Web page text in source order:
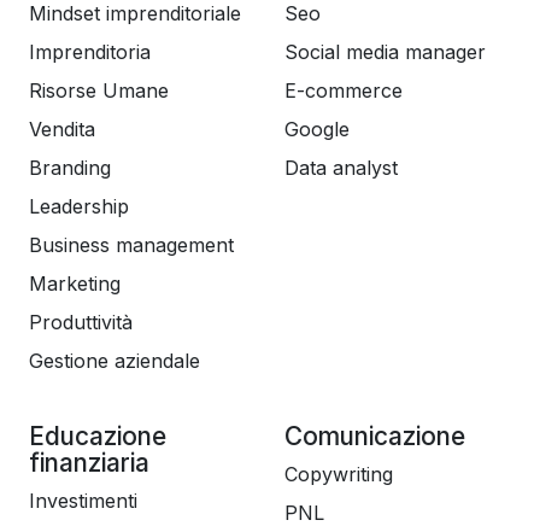
Mindset imprenditoriale
Imprenditoria
Risorse Umane
Vendita
Branding
Leadership
Business management
Marketing
Produttività
Gestione aziendale
Seo
Social media manager
E-commerce
Google
Data analyst
Educazione
finanziaria
Investimenti
Comunicazione
Copywriting
PNL